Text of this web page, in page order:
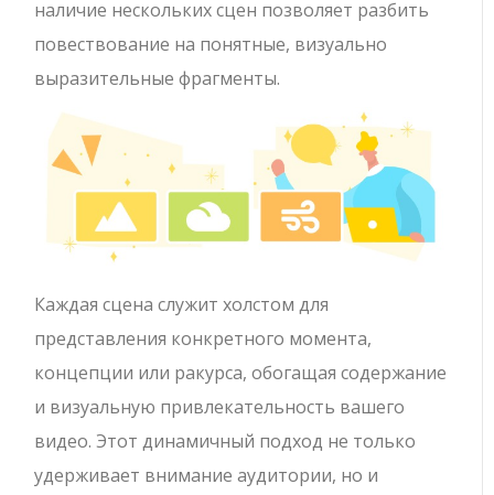
наличие нескольких сцен позволяет разбить
повествование на понятные, визуально
выразительные фрагменты.
Каждая сцена служит холстом для
представления конкретного момента,
концепции или ракурса, обогащая содержание
и визуальную привлекательность вашего
видео. Этот динамичный подход не только
удерживает внимание аудитории, но и